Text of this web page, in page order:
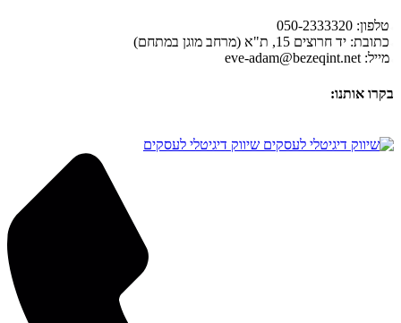
טלפון: 050-2333320
כתובת: יד חרוצים 15, ת"א (מרחב מוגן במתחם)
מייל: eve-adam@bezeqint.net
בקרו אותנו:
שיווק דיגיטלי לעסקים